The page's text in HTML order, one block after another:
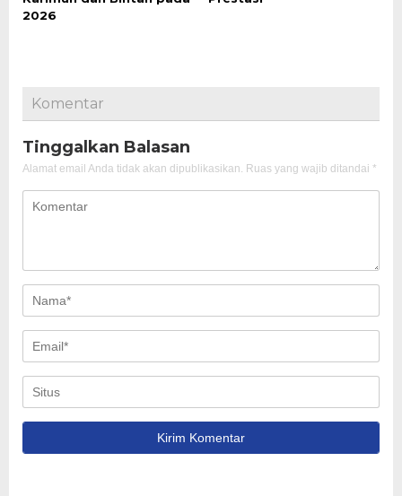
2026
Komentar
Tinggalkan Balasan
Alamat email Anda tidak akan dipublikasikan. Ruas yang wajib ditandai *